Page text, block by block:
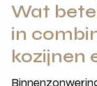
Wat
in
kozijnen